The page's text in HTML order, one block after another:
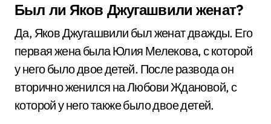
Был ли Яков Джугашвили женат?
Да, Яков Джугашвили был женат дважды. Его
первая жена была Юлия Мелекова, с которой
у него было двое детей. После развода он
вторично женился на Любови Ждановой, с
которой у него также было двое детей.